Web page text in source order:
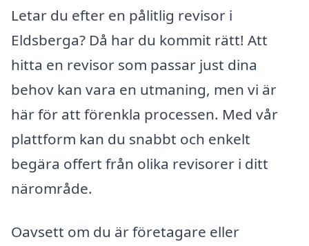
Letar du efter en pålitlig revisor i
Eldsberga? Då har du kommit rätt! Att
hitta en revisor som passar just dina
behov kan vara en utmaning, men vi är
här för att förenkla processen. Med vår
plattform kan du snabbt och enkelt
begära offert från olika revisorer i ditt
närområde.
Oavsett om du är företagare eller